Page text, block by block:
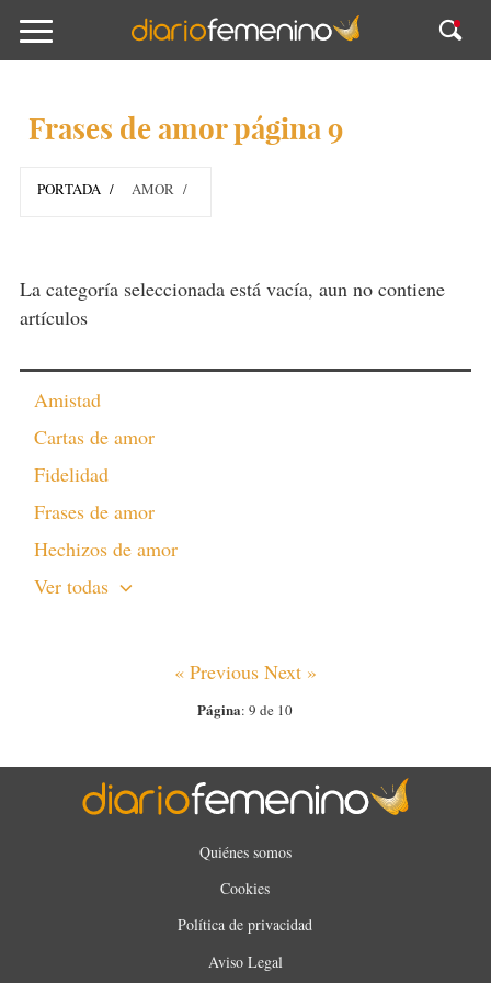
Frases de amor página 9
PORTADA AMOR
La categoría seleccionada está vacía, aun no contiene
artículos
Amistad
Cartas de amor
Fidelidad
Frases de amor
Hechizos de amor
Ver todas
« Previous Next »
Página: 9 de 10
Quiénes somos
Cookies
Política de privacidad
Aviso Legal